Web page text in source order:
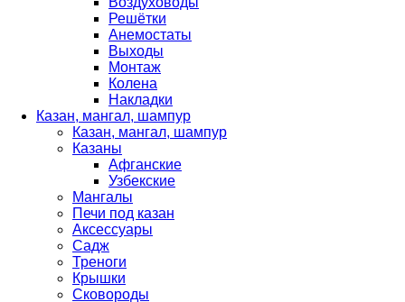
Решётки
Анемостаты
Выходы
Монтаж
Колена
Накладки
Казан, мангал, шампур
Казан, мангал, шампур
Казаны
Афганские
Узбекские
Мангалы
Печи под казан
Аксессуары
Садж
Треноги
Крышки
Сковороды